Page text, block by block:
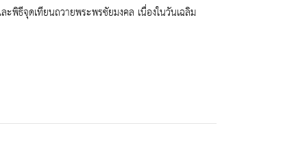
พิธีจุดเทียนถวายพระพรชัยมงคล เนื่องในวันเฉลิม